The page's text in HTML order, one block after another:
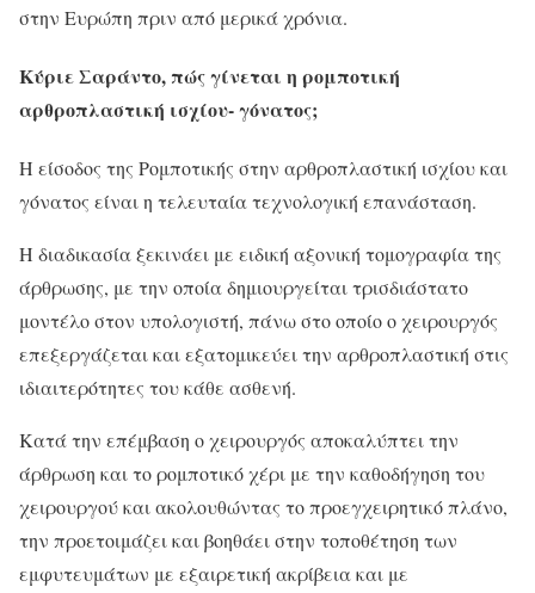
στην Ευρώπη πριν από μερικά χρόνια.
Κύριε Σαράντο, πώς γίνεται η ρομποτική
αρθροπλαστική ισχίου- γόνατος;
Η είσοδος της Ρομποτικής στην αρθροπλαστική ισχίου και
γόνατος είναι η τελευταία τεχνολογική επανάσταση.
Η διαδικασία ξεκινάει με ειδική αξονική τομογραφία της
άρθρωσης, με την οποία δημιουργείται τρισδιάστατο
μοντέλο στον υπολογιστή, πάνω στο οποίο ο χειρουργός
επεξεργάζεται και εξατομικεύει την αρθροπλαστική στις
ιδιαιτερότητες του κάθε ασθενή.
Κατά την επέμβαση ο χειρουργός αποκαλύπτει την
άρθρωση και το ρομποτικό χέρι με την καθοδήγηση του
χειρουργού και ακολουθώντας το προεγχειρητικό πλάνο,
την προετοιμάζει και βοηθάει στην τοποθέτηση των
εμφυτευμάτων με εξαιρετική ακρίβεια και με